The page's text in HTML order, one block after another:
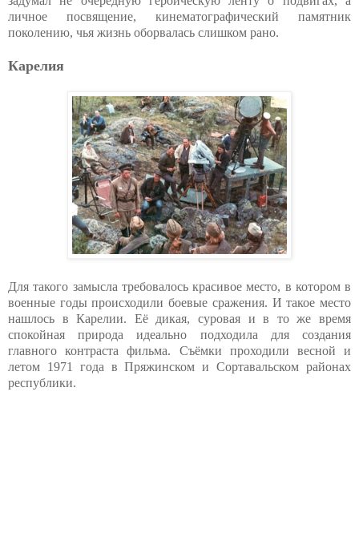
личное посвящение, кинематографический памятник
поколению, чья жизнь оборвалась слишком рано.
Карелия
Для такого замысла требовалось красивое место, в котором в
военные годы происходили боевые сражения. И такое место
нашлось в Карелии. Её дикая, суровая и в то же время
спокойная природа идеально подходила для создания
главного контраста фильма. Съёмки проходили весной и
летом 1971 года в Пряжинском и Сортавальском районах
республики.